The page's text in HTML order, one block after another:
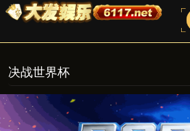
决战世界杯